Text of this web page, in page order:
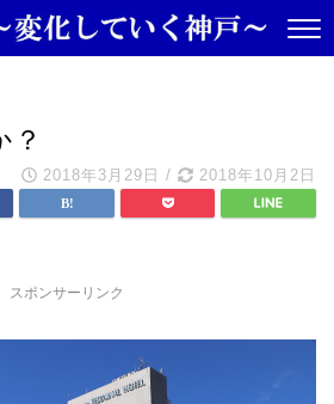
？
2018年3月29日 / 2018年10月2日
スポンサーリンク